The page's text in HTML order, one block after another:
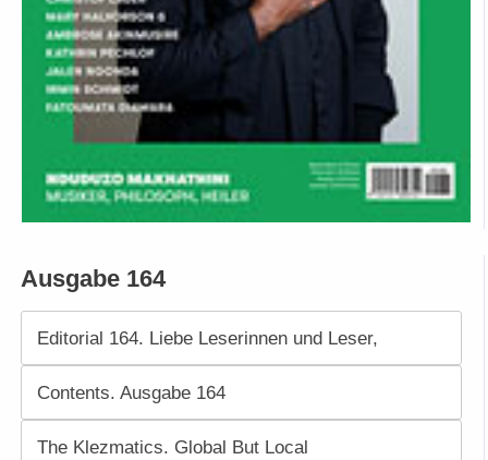
Ausgabe 164
Editorial 164. Liebe Leserinnen und Leser,
Contents. Ausgabe 164
The Klezmatics. Global But Local